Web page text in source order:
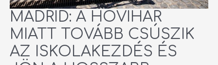
MADRID: A HÓVIHAR
MIATT TOVÁBB CSÚSZIK
AZ ISKOLAKEZDÉS ÉS